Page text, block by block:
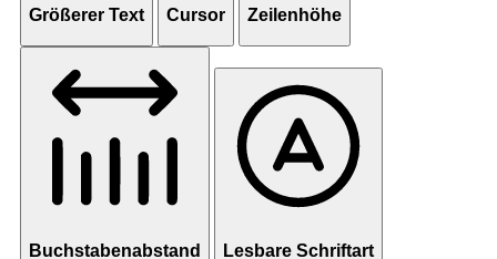
Größerer Text Cursor Zeilenhöhe
Buchstabenabstand Lesbare Schriftart